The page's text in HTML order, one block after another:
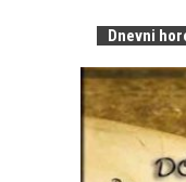
Dnevni